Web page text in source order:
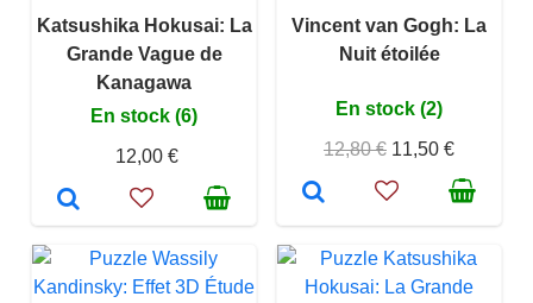
Katsushika Hokusai: La
Grande Vague de
Kanagawa
En stock (6)
12,00 €
Vincent van Gogh: La
Nuit étoilée
En stock (2)
12,80 € 11,50 €